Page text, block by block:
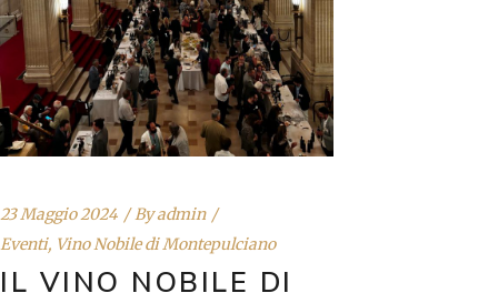
23 Maggio 2024 Byadmin
Eventi, Vino Nobile di Montepulciano
IL VINO NOBILE DI